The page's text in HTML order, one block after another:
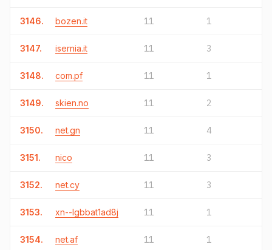
3146. bozen.it 11 1
3147. isernia.it 11 3
3148. com.pf 11 1
3149. skien.no 11 2
3150. net.gn 11 4
3151. nico 11 3
3152. net.cy 11 3
3153. xn--lgbbat1ad8j 11 1
3154. net.af 11 1